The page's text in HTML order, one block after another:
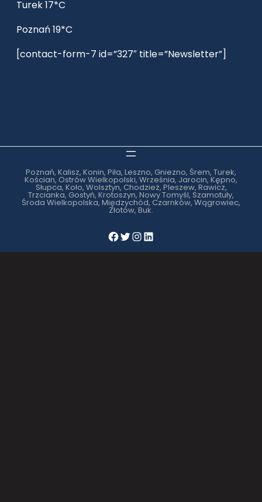
Turek 17*C
Poznań 19*C
[contact-form-7 id=”327″ title=”Newsletter”]
Poznań, Kalisz, Konin, Piła, Leszno, Gniezno, Śrem, Turek,
Kościan, Ostrów Wielkopolski, Września, Jarocin, Kępno,
Słupca, Koło, Wolsztyn, Chodzież, Pleszew, Rawicz,
Trzcianka, Gostyń, Krotoszyn, Nowy Tomyśl, Szamotuły,
Środa Wielkopolska, Międzychód, Czarnków, Wągrowiec,
Złotów, Buk.
Facebook Twitter Instagram LinkedIn